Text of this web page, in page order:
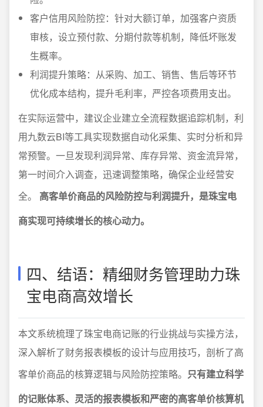
客户信用风险防控：针对大额订单，加强客户资质
审核，设立预付款、分期付款等机制，降低坏账发
生概率。
利润提升策略：从采购、加工、销售、售后等环节
优化成本结构，提升毛利率，严控各项费用支出。
在实际运营中，建议企业建立全流程数据追踪机制，利
用九数云BI等工具实现数据自动化采集、实时分析和异
常预警。一旦发现利润异常、库存异常、资金流异常，
第一时间介入调查，迅速调整策略，确保企业经营安
全。 高客单价商品的风险防控与利润提升，是珠宝电
商实现可持续增长的核心动力。
四、结语：精细财务管理助力珠
宝电商高效增长
本文系统梳理了珠宝电商记账的行业挑战与实操方法，
深入解析了财务报表模板的设计与应用技巧，剖析了高
客单价商品的核算逻辑与风险防控策略。 只有建立科学
的记账体系、灵活的报表模板和严密的高客单价核算机